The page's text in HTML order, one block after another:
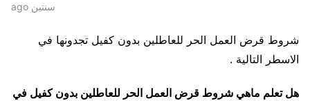
سنتين ago
شروط قرض العمل الحر للعاطلين بدون كفيل تجدونها في
الاسطر التالية .
هل تعلم ماهي شروط قرض العمل الحر للعاطلين بدون كفيل في